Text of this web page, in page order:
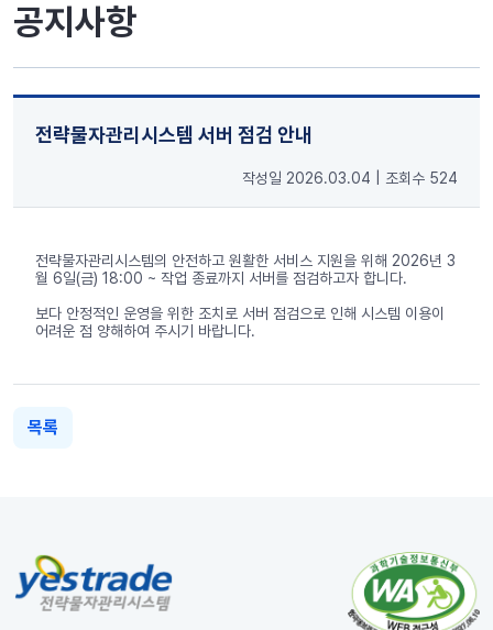
공지사항
전략물자관리시스템 서버 점검 안내
작성일 2026.03.04 조회수 524
전략물자관리시스템의 안전하고 원활한 서비스 지원을 위해 2026년 3
월 6일(금) 18:00 ~ 작업 종료까지 서버를 점검하고자 합니다.
보다 안정적인 운영을 위한 조치로 서버 점검으로 인해 시스템 이용이
어려운 점 양해하여 주시기 바랍니다.
목록